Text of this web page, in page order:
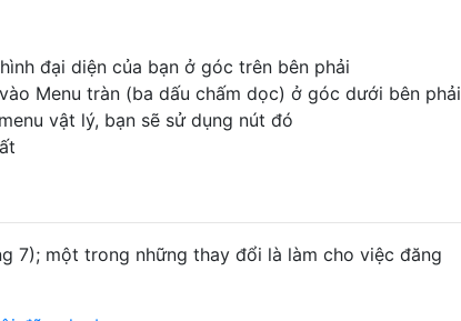
đại diện của bạn ở góc trên bên phải
Menu tràn (ba dấu chấm dọc) ở góc dưới bên phải
vật lý, bạn sẽ sử dụng nút đó
7); một trong những thay đổi là làm cho việc đăng